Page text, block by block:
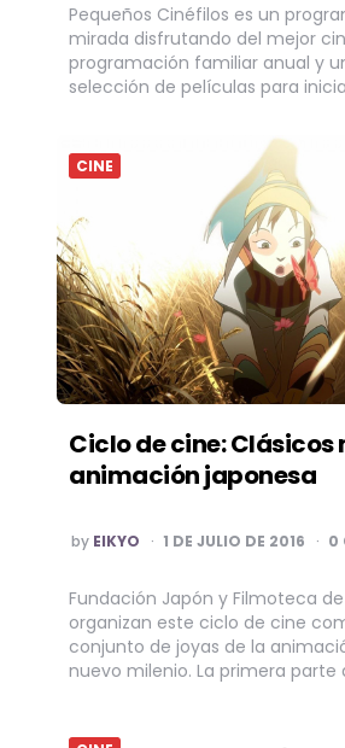
Pequeños Cinéfilos es un
mirada disfrutando del mejor
programación familiar anual y
selección de películas para
CINE
Ciclo de cine: Clásicos
animación japonesa
POSTED
BY
by EIKYO 1 DE JULIO DE 2016 0
Fundación Japón y Filmoteca
organizan este ciclo de cine
conjunto de joyas de la
nuevo milenio. La primera parte